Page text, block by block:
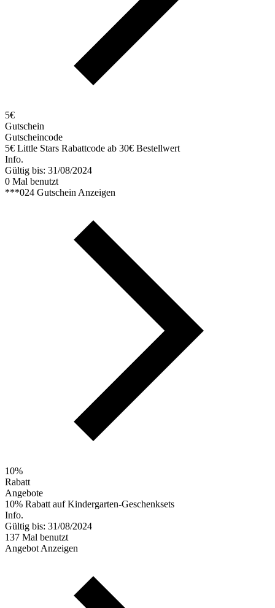
5€
Gutschein
Gutscheincode
5€ Little Stars Rabattcode ab 30€ Bestellwert
Info.
Gültig bis: 31/08/2024
0 Mal benutzt
***024 Gutschein Anzeigen
10%
Rabatt
Angebote
10% Rabatt auf Kindergarten-Geschenksets
Info.
Gültig bis: 31/08/2024
137 Mal benutzt
Angebot Anzeigen